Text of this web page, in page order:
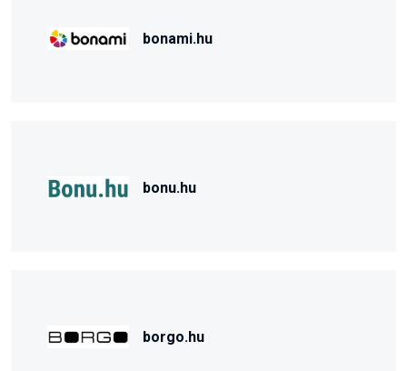
bonami.hu
bonu.hu
borgo.hu